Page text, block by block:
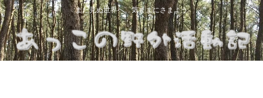
まだ見ぬ世界へ、気ままにさまよう